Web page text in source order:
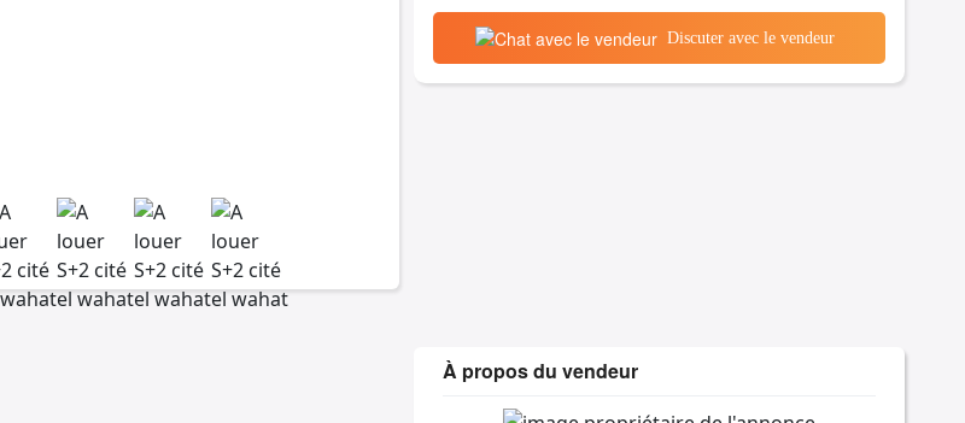
Discuter avec le vendeur
À propos du vendeur